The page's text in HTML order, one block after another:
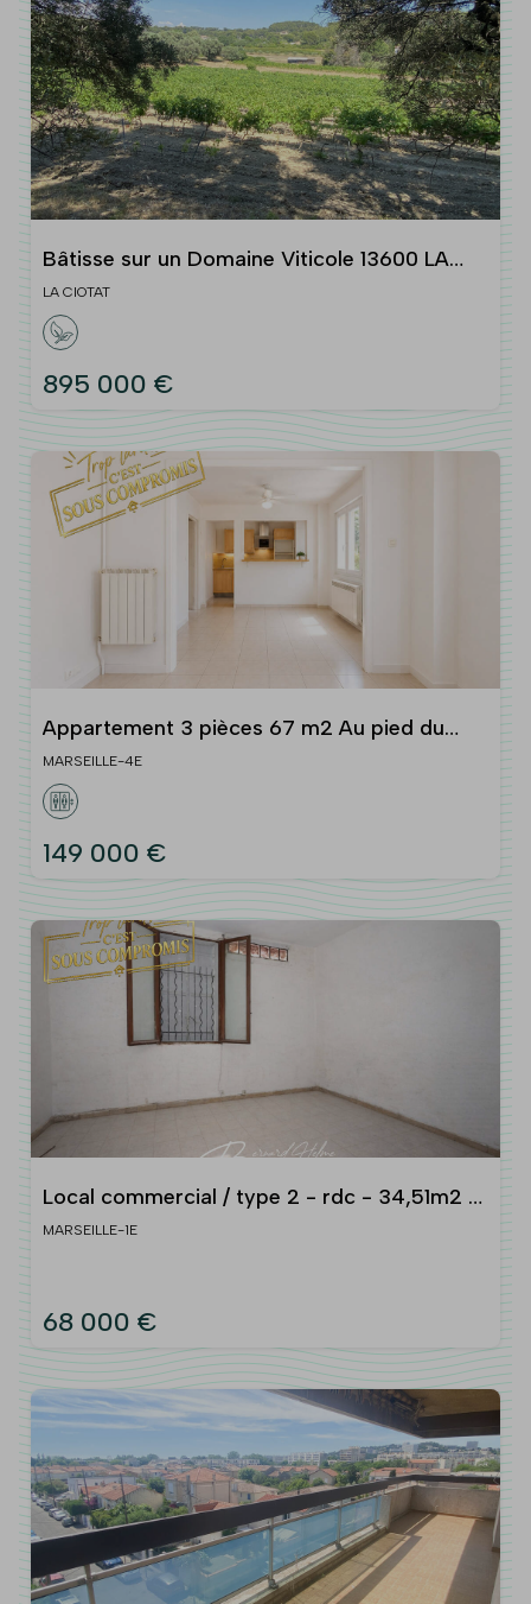
Bâtisse sur un Domaine Viticole 13600 LA
CIOTAT
LA CIOTAT
895 000 €
Appartement 3 pièces 67 m2 Au pied du
MARSEILLE-4E
149 000 €
Local commercial / type 2 - rdc - 34,51m2 -
marseille 13001
MARSEILLE-1E
68 000 €